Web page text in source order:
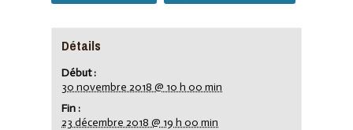
Détails
Début :
30 novembre 2018 @ 10 h 00 min
Fin :
23 décembre 2018 @ 19 h 00 min